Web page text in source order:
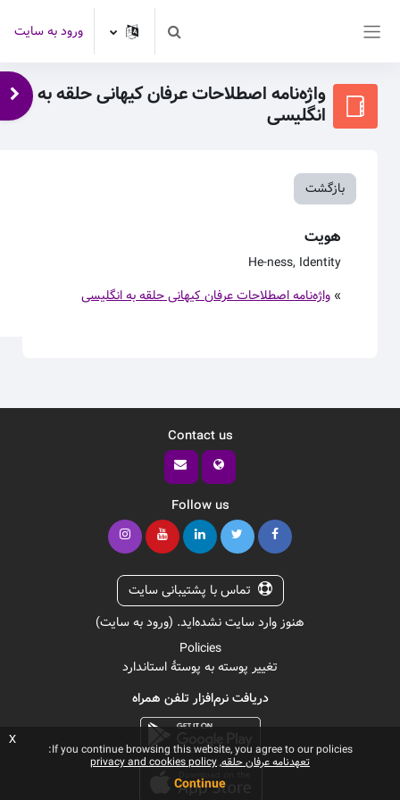
Toggle search inputورود به سایت
واژه‌نامه اصطلاحات عرفان کیهانی حلقه به
انگلیسی
بازگشت
هویت
He-ness, Identity
» واژه‌نامه اصطلاحات عرفان کیهانی حلقه به انگلیسی
Contact us
Follow us
تماس با پشتیبانی سایت
هنوز وارد سایت نشده‌اید. (ورود به سایت)
Policies
تغییر پوسته به پوستهٔ استاندارد
دریافت نرم‌افزار تلفن همراه
If you continue browsing this website, you agree to our policies:
تعهدنامه عرفان حلقه privacy and cookies policy
Continue
x